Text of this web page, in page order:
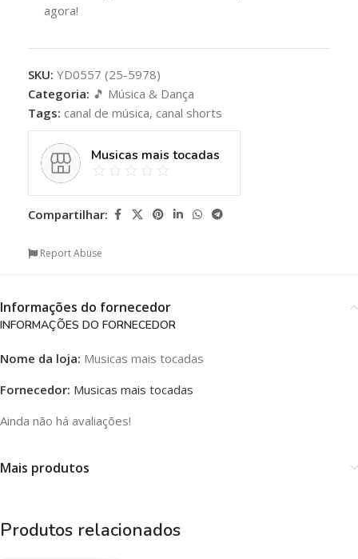
agora!
SKU: YD0557 (25-5978)
Categoria: 🎵 Música & Dança
Tags: canal de música, canal shorts
Musicas mais tocadas
Compartilhar:
Report Abuse
Informações do fornecedor
INFORMAÇÕES DO FORNECEDOR
Nome da loja: Musicas mais tocadas
Fornecedor: Musicas mais tocadas
Ainda não há avaliações!
Mais produtos
Produtos relacionados